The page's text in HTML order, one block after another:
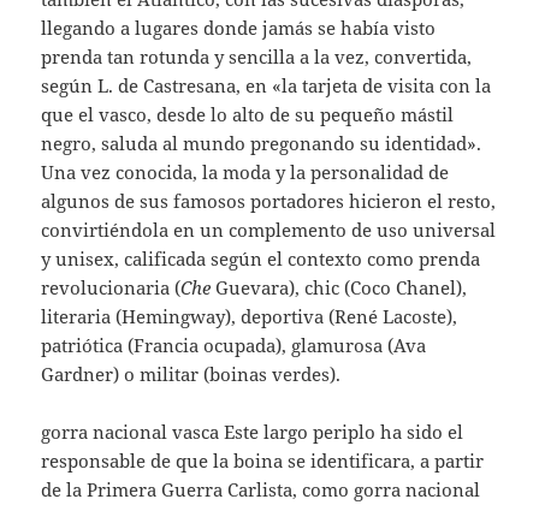
llegando a lugares donde jamás se había visto
prenda tan rotunda y sencilla a la vez, convertida,
según L. de Castresana, en «la tarjeta de visita con la
que el vasco, desde lo alto de su pequeño mástil
negro, saluda al mundo pregonando su identidad».
Una vez conocida, la moda y la personalidad de
algunos de sus famosos portadores hicieron el resto,
convirtiéndola en un complemento de uso universal
y unisex, calificada según el contexto como prenda
revolucionaria (Che Guevara), chic (Coco Chanel),
literaria (Hemingway), deportiva (René Lacoste),
patriótica (Francia ocupada), glamurosa (Ava
Gardner) o militar (boinas verdes).
gorra nacional vascaEste largo periplo ha sido el
responsable de que la boina se identificara, a partir
de la Primera Guerra Carlista, como gorra nacional